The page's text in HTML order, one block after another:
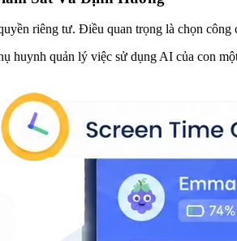
riêng tư. Điều quan trọng là chọn
huynh quản lý việc sử dụng AI của con